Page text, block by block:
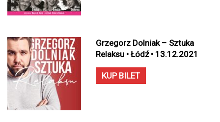
Grzegorz Dolniak – Sztuka
Relaksu • Łódź • 13.12.2021
KUP BILET